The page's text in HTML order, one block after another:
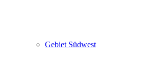
Gebiet Südwest